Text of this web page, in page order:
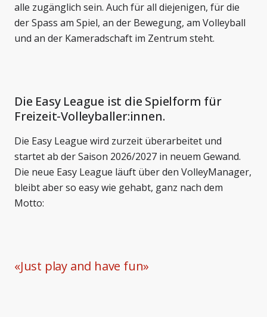
alle zugänglich sein. Auch für all diejenigen, für die
der Spass am Spiel, an der Bewegung, am Volleyball
und an der Kameradschaft im Zentrum steht.
Die Easy League ist die Spielform für
Freizeit-Volleyballer:innen.
Die Easy League wird zurzeit überarbeitet und
startet ab der Saison 2026/2027 in neuem Gewand.
Die neue Easy League läuft über den VolleyManager,
bleibt aber so easy wie gehabt, ganz nach dem
Motto:
«Just play and have fun»